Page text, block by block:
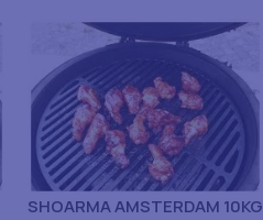
SHOARMA AMSTERDAM 10KG